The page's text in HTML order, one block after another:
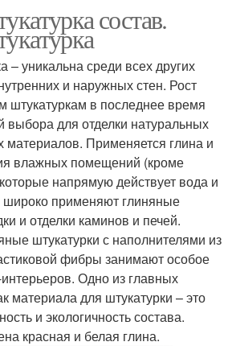
состав.
– уникальна среди всех других
и наружных стен. Рост
штукатуркам в последнее время
выбора для отделки натуральных
материалов. Применяется глина и
влажных помещений (кроме
напрямую действует вода и
широко применяют глиняные
и отделки каминов и печей.
штукатурки с наполнителями из
фибры занимают особое
Одно из главных
материала для штукатурки – это
и экологичность состава.
красная и белая глина.